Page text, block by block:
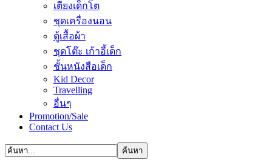
เตียงเด็กโต
ชุดเครื่องนอน
ตู้เสื้อผ้า
ชุดโต๊ะ เก้าอี้เด็ก
ชั้นหนังสือเด็ก
Kid Decor
Travelling
อื่นๆ
Promotion/Sale
Contact Us